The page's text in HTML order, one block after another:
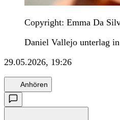
Copyright: Emma Da
Daniel Vallejo unterlag
29.05.2026, 19:26
Anhören